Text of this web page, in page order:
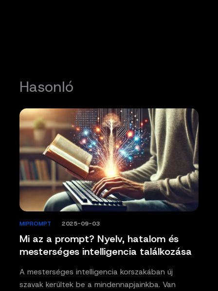
Hasonló
Mi az a prompt? Nyelv, hatalom és
mesterséges intelligencia találkozása
MIPROMPT 2025-09-03
A mesterséges intelligencia korszakában új
szavak kerültek be a mindennapjainkba. Van